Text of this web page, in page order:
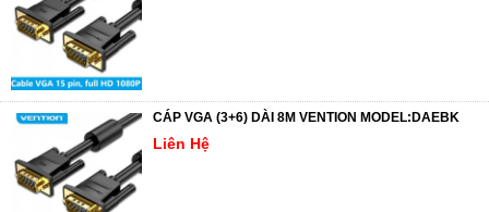
CÁP VGA (3+6) DÀI 8M VENTION MODEL:DAEBK
Liên Hệ